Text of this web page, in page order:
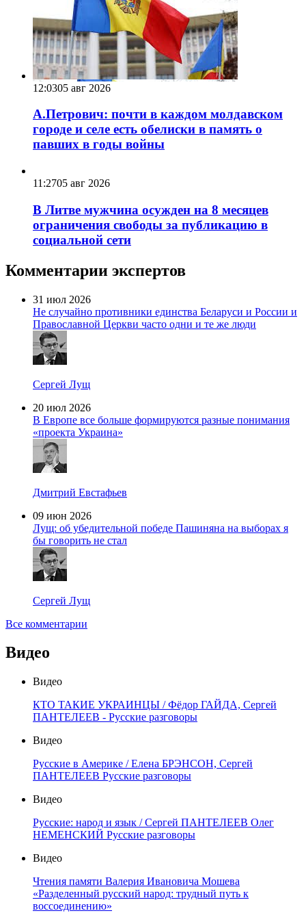
12:0305 авг 2026
А.Петрович: почти в каждом молдавском
городе и селе есть обелиски в память о
павших в годы войны
11:2705 авг 2026
В Литве мужчина осужден на 8 месяцев
ограничения свободы за публикацию в
социальной сети
Комментарии экспертов
31 июл 2026
Не случайно противники единства Беларуси и России и
Православной Церкви часто одни и те же люди
Сергей Лущ
20 июл 2026
В Европе все больше формируются разные понимания
«проекта Украина»
Дмитрий Евстафьев
09 июн 2026
Лущ: об убедительной победе Пашиняна на выборах я
бы говорить не стал
Сергей Лущ
Все комментарии
Видео
Видео
КТО ТАКИЕ УКРАИНЦЫ / Фёдор ГАЙДА, Сергей
ПАНТЕЛЕЕВ - Русские разговоры
Видео
Русские в Америке / Елена БРЭНСОН, Сергей
ПАНТЕЛЕЕВ Русские разговоры
Видео
Русские: народ и язык / Сергей ПАНТЕЛЕЕВ Олег
НЕМЕНСКИЙ Русские разговоры
Видео
Чтения памяти Валерия Ивановича Мошева
«Разделенный русский народ: трудный путь к
воссоединению»